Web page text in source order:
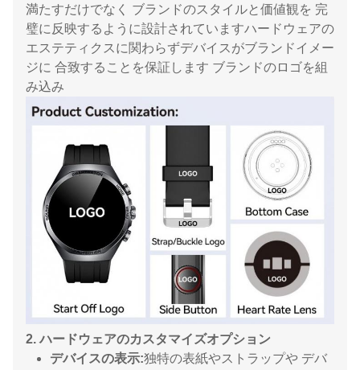
満たすだけでなく ブランドのスタイルと価値観を 完
璧に反映するように設計されていますハードウェアの
エステティクスに関わらずデバイスがブランドイメー
ジに 合致することを保証します ブランドのロゴを組
み込み
2. ハードウェアのカスタマイズオプション
デバイスの表示:独特の表紙やストラップや デバ